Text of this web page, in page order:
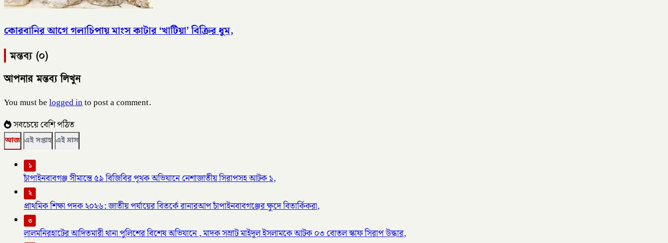
কোরবানির আগে গলাচিপায় মাংস কাটার ‘খাটিয়া’ বিক্রির ধুম,
মন্তব্য (০)
আপনার মন্তব্য লিখুন
You must belogged into post a comment.
সবচেয়ে বেশি পঠিত
আজ এই সপ্তাহ এই মাস
১
চাঁপাইনবাবগঞ্জ সীমান্তে ৫৯ বিজিবির পৃথক অভিযানে নেশাজাতীয় সিরাপসহ আটক ১,
২
প্রাথমিক শিক্ষা পদক ২০২৬: জাতীয় পর্যায়ের বিতর্কে রানারআপ চাঁপাইনবাবগঞ্জের ক্ষুদে বিতার্কিকরা,
৩
লালমনিরহাটের আদিতমারী থানা পুলিশের বিশেষ অভিযানে , মাদক সম্রাট মাইদুল ইসলামকে আটক ০৩ বোতল স্কাফ সিরাপ উদ্ধার,